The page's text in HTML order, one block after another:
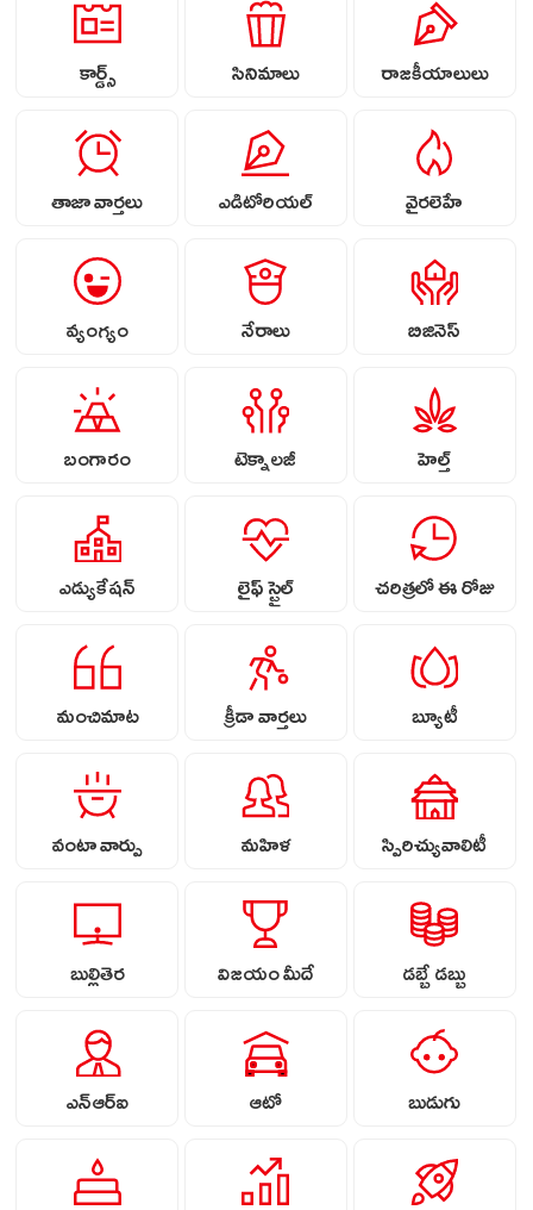
కార్డ్స్ సినిమాలు రాజకీయాలులు
తాజా వార్తలు ఎడిటోరియల్ వైరలెహే
వ్యంగ్యం నేరాలు బిజినెస్
బంగారం టెక్నాలజీ హెల్త్
ఎడ్యుకేషన్ లైఫ్ స్టైల్ చరిత్రలో ఈ రోజు
మంచిమాట క్రీడా వార్తలు బ్యూటీ
వంటా వార్పు మహిళ స్పిరిచ్యువాలిటీ
బుల్లితెర విజయం మీదే డబ్బే డబ్బు
ఎన్ఆర్ఐ ఆటో బుడుగు